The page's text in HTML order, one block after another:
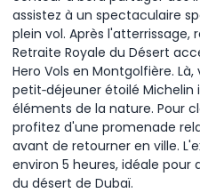
assistez à un spectaculaire
plein vol. Après l'atterrissage,
Retraite Royale du Désert
Hero Vols en Montgolfière.
petit‑déjeuner étoilé Michelin
éléments de la nature. Pour
profitez d'une promenade
avant de retourner en ville.
environ 5 heures, idéale
du désert de Dubaï.